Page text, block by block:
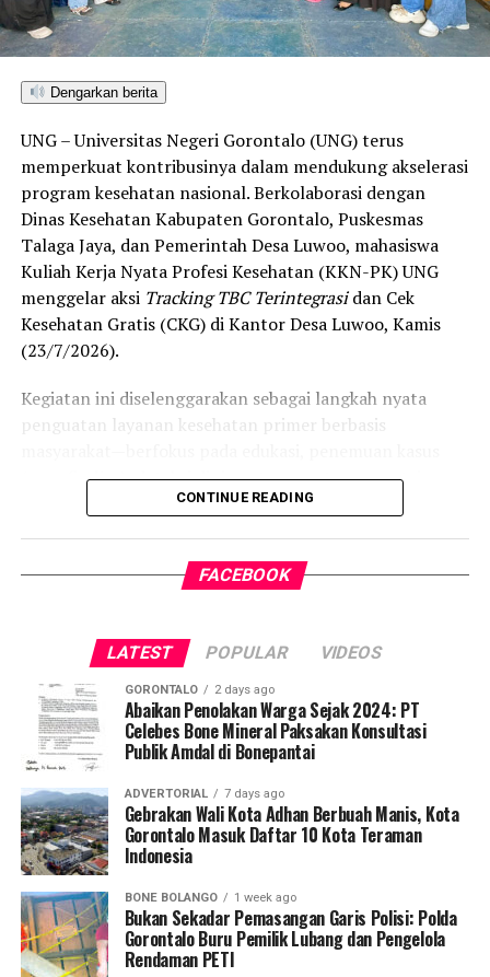
menembus kategori “Unggul”. Sementara kabupaten lain
di Gorontalo masih berada pada kategori “Berkembang”
tertinggi di kawasan SulutGo sebagaimana dipaparkan
dalam Rakorwil TPAKD,” ungkap Wawali Indra Gobel
usai kegiatan.
Indra menambahkan, skor IKAD ini membuktikan bahwa
tingkat keterjangkauan, pemanfaatan, serta inklusivitas
layanan keuangan bagi masyarakat di Kota Gorontalo
berada di posisi terdepan.
menjadi indikator kuat atas keberhasilan pemerintah
daerah dalam mendorong masyarakat agar makin
fasilitas jasa keuangan yang berkelanjutan.
Dengarkan berita
UNG – Universitas Negeri Gorontalo (UNG) terus
memperkuat kontribusinya dalam mendukung akselerasi
program kesehatan nasional. Berkolaborasi dengan
Dinas Kesehatan Kabupaten Gorontalo, Puskesmas
Talaga Jaya, dan Pemerintah Desa Luwoo, mahasiswa
Kuliah Kerja Nyata Profesi Kesehatan (KKN-PK) UNG
menggelar aksi Tracking TBC Terintegrasidan Cek
Kesehatan Gratis (CKG) di Kantor Desa Luwoo, Kamis
(23/7/2026).
Kegiatan ini diselenggarakan sebagai langkah nyata
penguatan layanan kesehatan primer berbasis
case finding), deteksi dini, serta pemutusan rantai
penularan tuberkulosis (TBC) yang masih menjadi salah
Pelaksanaan program ini didampingi secara langsung
M.Kes., dr. Siti Rakhmatia P. Th. Kum, M.Biomed., Ns. Nur
Ayun R. Yusuf, S.Kep., M.Kep., dan Ns. Sartika, S.Kep.,
M.Kep. Pendampingan akademis ini memastikan seluruh
alur intervensi medis dan edukasi berjalan sesuai standar
prosedur operasional.
Koordinator Desa KKN-PK UNG Desa Luwoo, Taufik
Mohamad Nur, menyampaikan bahwa selain mengawal
teknis pelayanan medis, mahasiswa bertindak sebagai
edukator kesehatan masyarakat.
Penyuluhan difokuskan pada pemahaman mekanisme
penularan, pengenalan gejala awal, pentingnya
CONTINUE READING
FACEBOOK
LATEST POPULAR VIDEOS
GORONTALO 2 days ago
Abaikan Penolakan Warga Sejak 2024: PT
Celebes Bone Mineral Paksakan Konsultasi
Publik Amdal di Bonepantai
ADVERTORIAL 7 days ago
Gebrakan Wali Kota Adhan Berbuah Manis, Kota
Gorontalo Masuk Daftar 10 Kota Teraman
Indonesia
BONE BOLANGO 1 week ago
Bukan Sekadar Pemasangan Garis Polisi: Polda
Gorontalo Buru Pemilik Lubang dan Pengelola
Rendaman PETI